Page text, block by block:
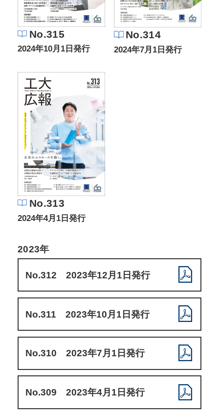
No.315
2024年10月1日発行
No.314
2024年7月1日発行
No.313
2024年4月1日発行
2023年
No.312 2023年12月1日発行
No.311 2023年10月1日発行
No.310 2023年7月1日発行
No.309 2023年4月1日発行